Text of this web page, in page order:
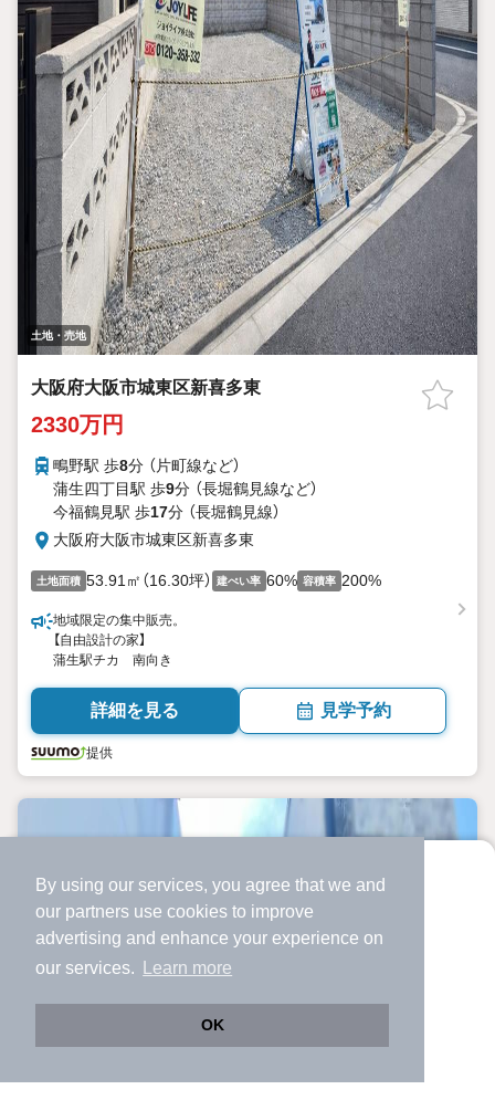
By using our services, you agree that we and
our partners use cookies to improve
advertising and enhance your experience on
our services.
Learn more
OK
より使いやすくなった
アプリで物件探ししませんか？
サクサク動く地図で物件検索
土地・売地
大阪府大阪市城東区新喜多東
2330万円
鴫野駅 歩8分 （片町線など）
蒲生四丁目駅 歩9分 （長堀鶴見線など）
今福鶴見駅 歩17分 （長堀鶴見線）
大阪府大阪市城東区新喜多東
土地面積 53.91㎡（16.30坪） 建ぺい率 60% 容積率 200%
地域限定の集中販売。
【自由設計の家】
蒲生駅チカ 南向き
詳細を見る 見学予約
提供